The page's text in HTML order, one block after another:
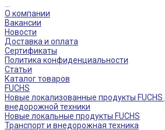
О компании
Вакансии
Новости
Доставка и оплата
Сертификаты
Политика конфиденциальности
Статьи
Каталог товаров
FUCHS
Новые локализованные продукты FUCHS
внедорожной техники
Новые локальные продукты FUCHS
Транспорт и внедорожная техника